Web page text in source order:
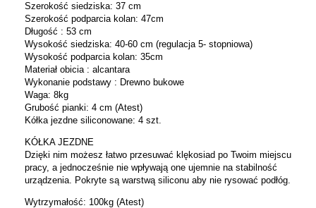
Szerokość siedziska: 37 cm
Szerokość podparcia kolan: 47cm
Długość : 53 cm
Wysokość siedziska: 40-60 cm (regulacja 5- stopniowa)
Wysokość podparcia kolan: 35cm
Materiał obicia : alcantara
Wykonanie podstawy : Drewno bukowe
Waga: 8kg
Grubość pianki: 4 cm (Atest)
Kółka jezdne siliconowane: 4 szt.
KÓŁKA JEZDNE
Dzięki nim możesz łatwo przesuwać klękosiad po Twoim miejscu
pracy, a jednocześnie nie wpływają one ujemnie na stabilność
urządzenia. Pokryte są warstwą siliconu aby nie rysować podłóg.
Wytrzymałość: 100kg (Atest)